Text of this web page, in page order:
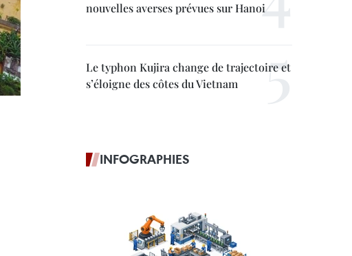
nouvelles averses prévues sur Hanoi
Le typhon Kujira change de trajectoire et
s’éloigne des côtes du Vietnam
INFOGRAPHIES